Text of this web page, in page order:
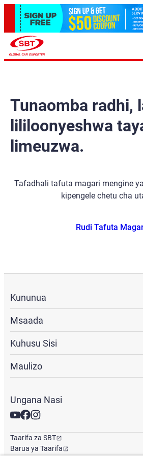
Tunaomba radhi,
lililoonyeshwa
limeuzwa.
Tafadhali tafuta magari mengine
kipengele chetu cha
Rudi Tafuta
Kununua
Msaada
Kuhusu Sisi
Maulizo
Ungana Nasi
Taarifa za SBT
Barua ya Taarifa